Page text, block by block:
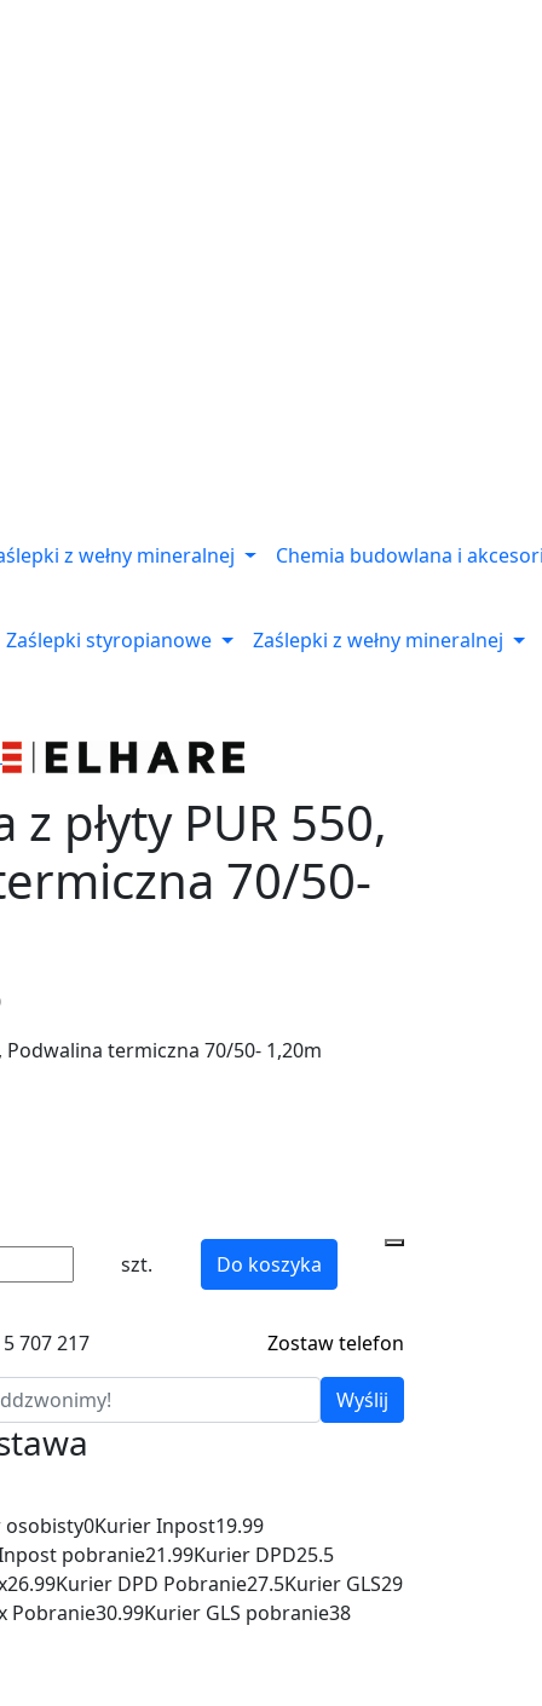
z wełny mineralnej Chemia budowlana i
Zaślepki styropianowe Zaślepki z wełny mineralnej
z płyty PUR 550,
70/50-
Podwalina termiczna 70/50- 1,20m
szt. Do koszyka
707 217 Zostaw telefon
Wyślij
osobisty0Kurier Inpost19.99
pobranie21.99Kurier DPD25.5
26.99Kurier DPD Pobranie27.5Kurier GLS29
Pobranie30.99Kurier GLS pobranie38